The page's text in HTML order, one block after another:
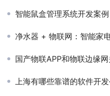
智能鼠盒管理系统开发案例
净水器 + 物联网：智能家
国产物联APP和物联边缘
上海有哪些靠谱的软件开